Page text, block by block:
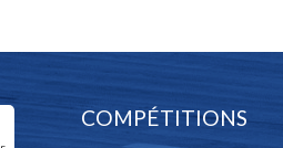
COMPÉTITIONS